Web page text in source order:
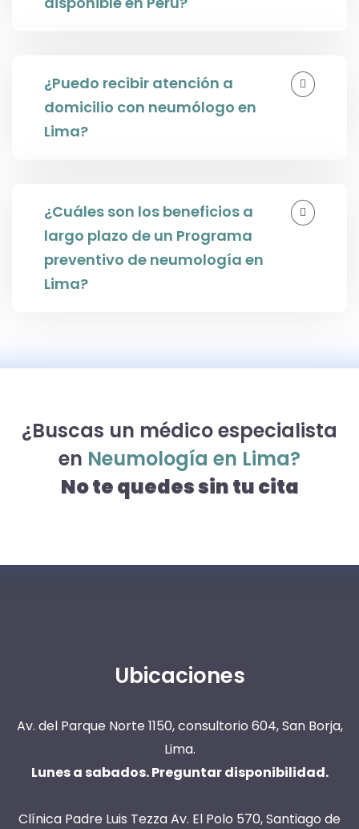
¿Puedo recibir atención a
domicilio con neumólogo en
Lima?
¿Cuáles son los beneficios a
largo plazo de un Programa
preventivo de neumología en
Lima?
¿Buscas un médico especialista
en Neumología en Lima?
No te quedes sin tu cita
Ubicaciones
Av. del Parque Norte 1150, consultorio 604, San Borja,
Lima.
Lunes a sabados. Preguntar disponibilidad.
Clínica Padre Luis Tezza Av. El Polo 570, Santiago de